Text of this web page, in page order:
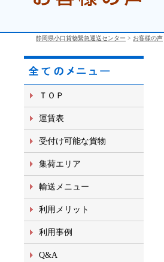
静岡県小口貨物緊急運送センター > お客様の声
ＴＯＰ
運賃表
受付け可能な貨物
集荷エリア
輸送メニュー
利用メリット
利用事例
Q&A